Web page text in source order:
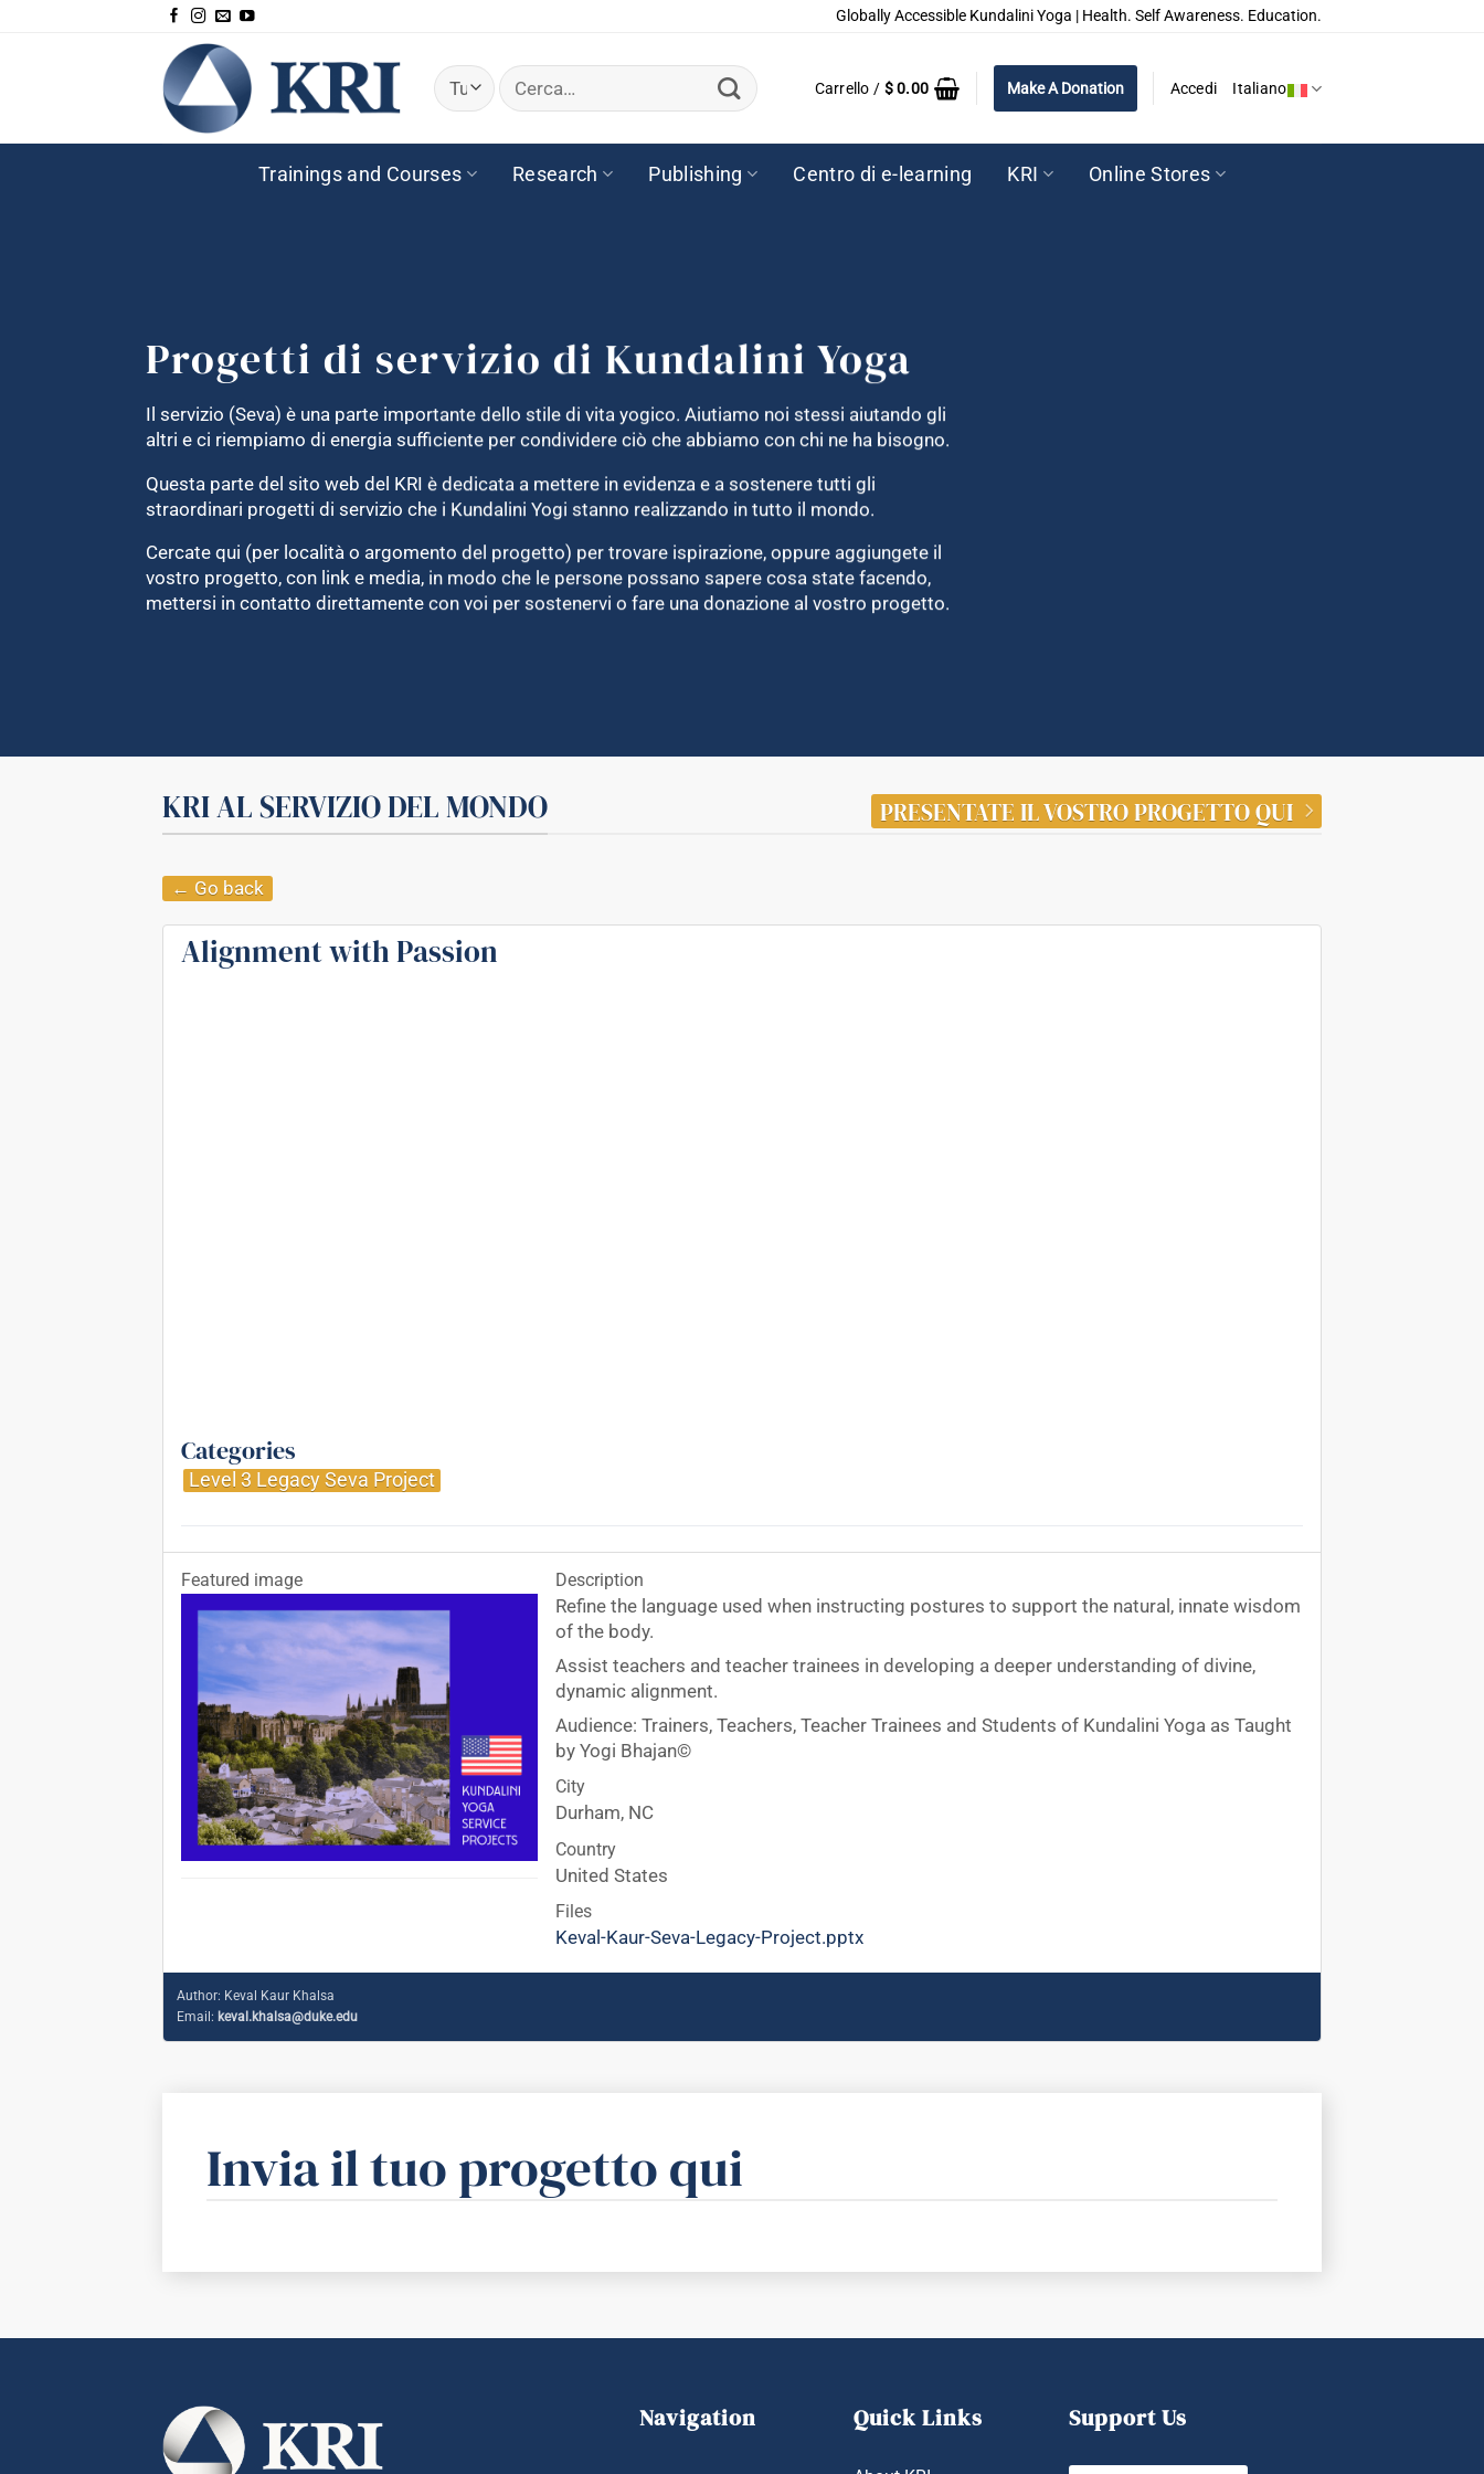
Globally Accessible Kundalini Yoga | Health. Self Awareness. Education.
Cerca:
Carrello / $0.00 Make A Donation Accedi Italiano
Trainings and Courses Research Publishing Centro di e-learning KRI Online Stores
Progetti di servizio di Kundalini Yoga
Il servizio (Seva) è una parte importante dello stile di vita yogico. Aiutiamo noi stessi aiutando gli
altri e ci riempiamo di energia sufficiente per condividere ciò che abbiamo con chi ne ha bisogno.
Questa parte del sito web del KRI è dedicata a mettere in evidenza e a sostenere tutti gli
straordinari progetti di servizio che i Kundalini Yogi stanno realizzando in tutto il mondo.
Cercate qui (per località o argomento del progetto) per trovare ispirazione, oppure aggiungete il
vostro progetto, con link e media, in modo che le persone possano sapere cosa state facendo,
mettersi in contatto direttamente con voi per sostenervi o fare una donazione al vostro progetto.
KRI AL SERVIZIO DEL MONDO PRESENTATE IL VOSTRO PROGETTO QUI
← Go back
Alignment with Passion
Categories
Level 3 Legacy Seva Project
Featured image
Description
Refine the language used when instructing postures to support the natural, innate wisdom
of the body.
Assist teachers and teacher trainees in developing a deeper understanding of divine,
dynamic alignment.
Audience: Trainers, Teachers, Teacher Trainees and Students of Kundalini Yoga as Taught
by Yogi Bhajan©️
City
Durham, NC
Country
United States
Files
Keval-Kaur-Seva-Legacy-Project.pptx
Author: Keval Kaur Khalsa
Email: keval.khalsa@duke.edu
Invia il tuo progetto qui
Navigation Quick Links Support Us